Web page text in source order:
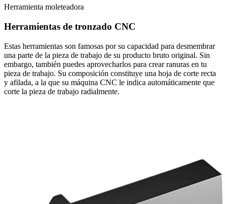
Herramienta moleteadora
Herramientas de tronzado CNC
Estas herramientas son famosas por su capacidad para desmembrar
una parte de la pieza de trabajo de su producto bruto original. Sin
embargo, también puedes aprovecharlos para crear ranuras en tu
pieza de trabajo. Su composición constituye una hoja de corte recta
y afilada, a la que su máquina CNC le indica automáticamente que
corte la pieza de trabajo radialmente.